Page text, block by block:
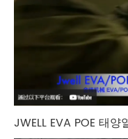
JWELL EVA POE 태